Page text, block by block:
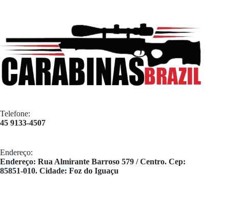
Telefone:
45 9133-4507
Endereço:
​Endereço: Rua Almirante Barroso 579 / Centro. Cep:
85851-010. Cidade: Foz do Iguaçu